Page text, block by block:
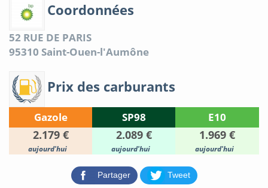
Coordonnées
52 RUE DE PARIS
95310 Saint-Ouen-l'Aumône
Prix des carburants
Gazole SP98 E10
2.179 € 2.089 € 1.969 €
aujourd'hui aujourd'hui aujourd'hui
Partager Tweet